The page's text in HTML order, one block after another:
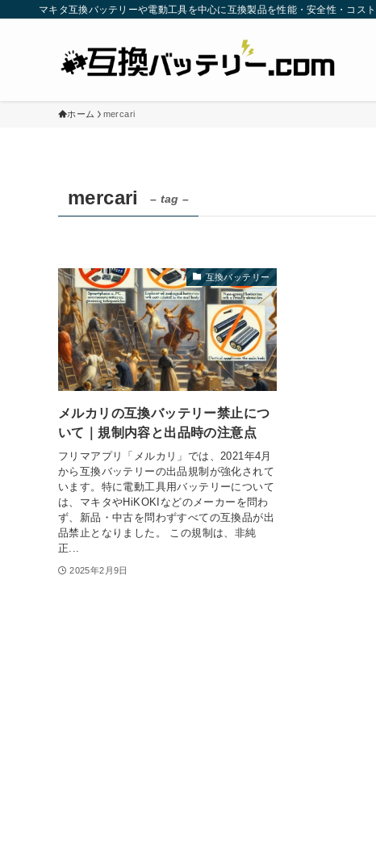
マキタ互換バッテリーや電動工具を中心に互換製品を性能・安全性・コス
ホーム mercari
mercari – tag –
互換バッテリー
メルカリの互換バッテリー禁止につ
いて｜規制内容と出品時の注意点
フリマアプリ「メルカリ」では、2021年4月
から互換バッテリーの出品規制が強化されて
います。特に電動工具用バッテリーについて
は、マキタやHiKOKIなどのメーカーを問わ
ず、新品・中古を問わずすべての互換品が出
品禁止となりました。 この規制は、非純
正...
2025年2月9日